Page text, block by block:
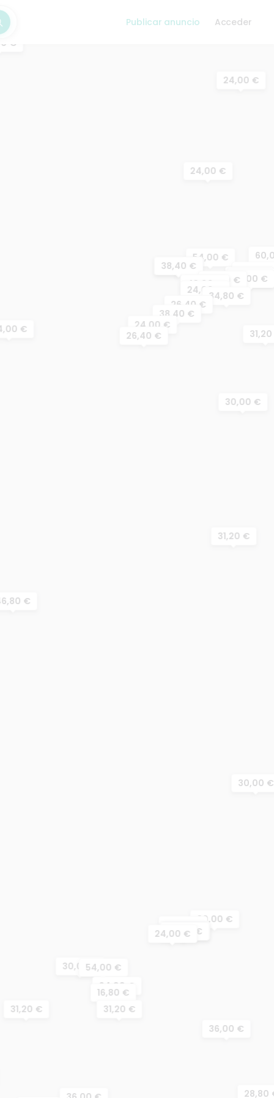
Publicar anuncio Acceder
€
24,00 €
24,00 €
54,00 €
31,20 €
36,00 €
26,40 €
39,60 €
38,40 €
36,00 €
26,40 €
48,00 €
24,00 €34,80 €
26,40 €
38,40 €
€
24,00 €
26,40 €
30,00 €
31,20 €
€
30,00 €
30,00 €
26,40 €
24,00 €
60,00 €
36,00 €
24,00 €
30,00 €54,00 €
24,00 €
31,20 €
16,80 €
36,00 €
31,20 €
28,80